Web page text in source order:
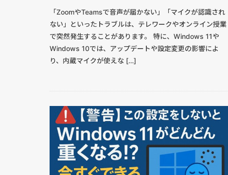
「ZoomやTeamsで音声が届かない」「マイクが認識され
ない」といったトラブルは、テレワークやオンライン授業
で突然発生することがあります。 特に、Windows 11や
Windows 10では、アップデートや設定変更の影響によ
り、内蔵マイクが使えな […]